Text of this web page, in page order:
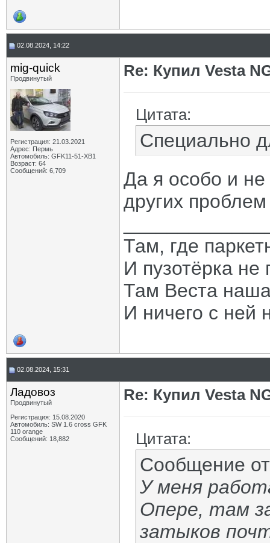
02.08.2024, 14:22
mig-quick
Продвинутый
Регистрация: 21.03.2021
Адрес: Пермь
Автомобиль: GFK11-51-ХВ1
Возраст: 64
Сообщений: 6,709
Re: Купил Vesta
Цитата:
Специально
Да я особо и
других проблем
Там, где
И пузотёрка не
Там Веста
И ничего с ней
02.08.2024, 15:31
Ладовоз
Продвинутый
Регистрация: 15.08.2020
Автомобиль: SW 1.6 cross GFK
110 orange
Сообщений: 18,882
Re: Купил Vesta
Цитата:
Сообщение
У меня
Опере, там
затыков